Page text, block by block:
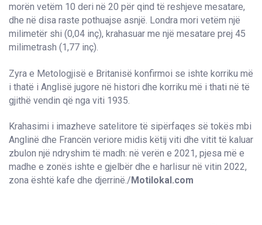
morën vetëm 10 deri në 20 për qind të reshjeve mesatare,
dhe në disa raste pothuajse asnjë. Londra mori vetëm një
milimetër shi (0,04 inç), krahasuar me një mesatare prej 45
milimetrash (1,77 inç).
Zyra e Metologjisë e Britanisë konfirmoi se ishte korriku më
i thatë i Anglisë jugore në histori dhe korriku më i thati në të
gjithë vendin që nga viti 1935.
Krahasimi i imazheve satelitore të sipërfaqes së tokës mbi
Anglinë dhe Francën veriore midis këtij viti dhe vitit të kaluar
zbulon një ndryshim të madh: në verën e 2021, pjesa më e
madhe e zonës ishte e gjelbër dhe e harlisur në vitin 2022,
zona është kafe dhe djerrinë./ Motilokal.com